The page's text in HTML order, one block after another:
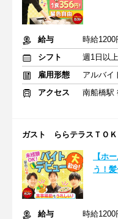
給与
時給1200
シフト
雇用形態
アルバイ
アクセス
南船橋駅
ガスト ららテラスＴＯＫ
【ホ
う！
給与
時給1200